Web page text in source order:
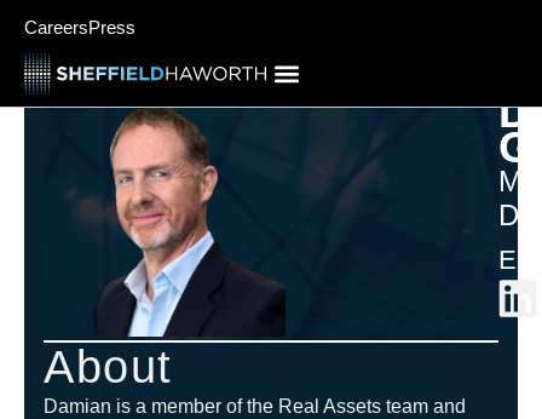
CareersPress
About
Damian is a member of the Real Assets team and